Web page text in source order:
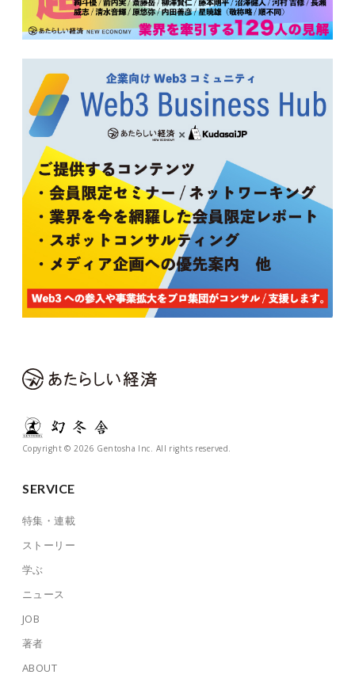
Copyright © 2026 Gentosha Inc. All rights reserved.
SERVICE
特集・連載
ストーリー
学ぶ
ニュース
JOB
著者
ABOUT